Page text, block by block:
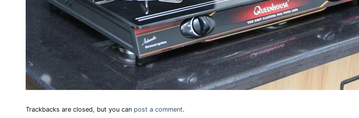
Trackbacks are closed, but you can post a comment.